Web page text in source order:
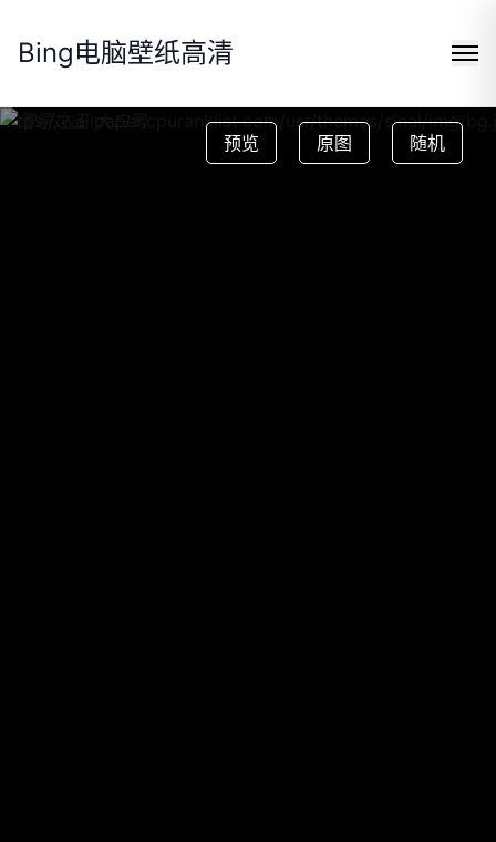
Bing电脑壁纸高清
https://wallpaper.cpuranklist.com/usr/themes/sinai/img/
预览
原图 随机